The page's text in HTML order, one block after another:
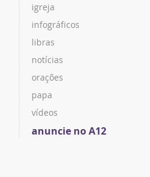
igreja
infográficos
libras
notícias
orações
papa
vídeos
anuncie no A12